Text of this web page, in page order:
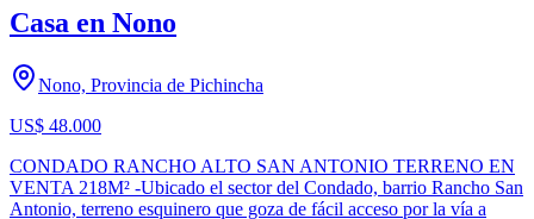
Casa en Nono
Nono, Provincia de Pichincha
US$ 48.000
CONDADO RANCHO ALTO SAN ANTONIO TERRENO EN
VENTA 218M² -Ubicado el sector del Condado, barrio Rancho San
Antonio, terreno esquinero que goza de fácil acceso por la vía a